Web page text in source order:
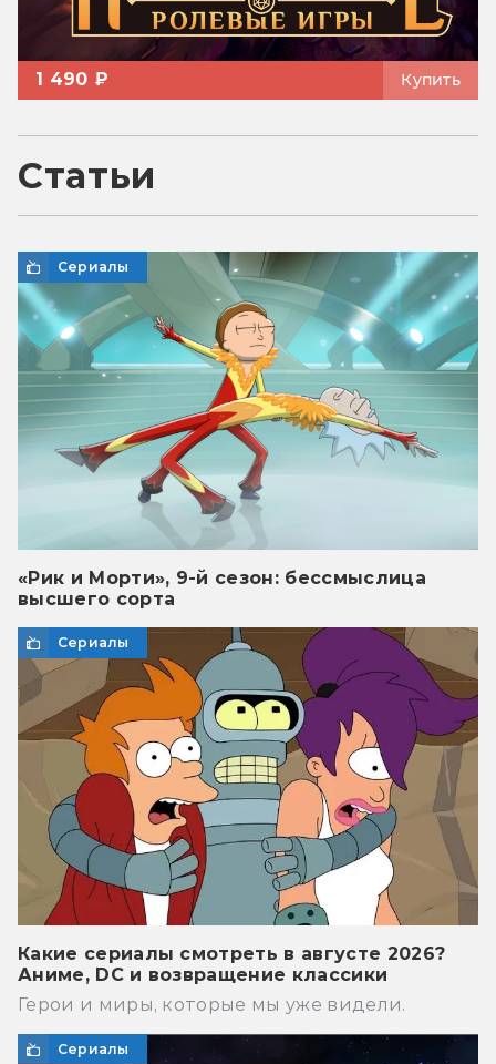
1 490 ₽ Купить
Статьи
Сериалы
«Рик и Морти», 9-й сезон: бессмыслица
высшего сорта
Сериалы
Какие сериалы смотреть в августе 2026?
Аниме, DC и возвращение классики
Герои и миры, которые мы уже видели.
Сериалы